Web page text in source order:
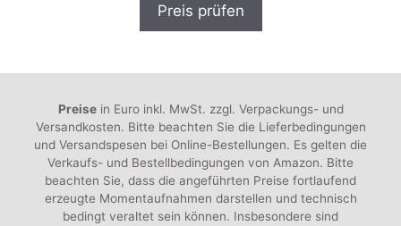
o
Preis prüfen
Preisein Euro inkl. MwSt. zzgl. Verpackungs- und
Versandkosten. Bitte beachten Sie die Lieferbedingungen
und Versandspesen bei Online-Bestellungen. Es gelten die
Verkaufs- und Bestellbedingungen von Amazon. Bitte
beachten Sie, dass die angeführten Preise fortlaufend
erzeugte Momentaufnahmen darstellen und technisch
bedingt veraltet sein können. Insbesondere sind